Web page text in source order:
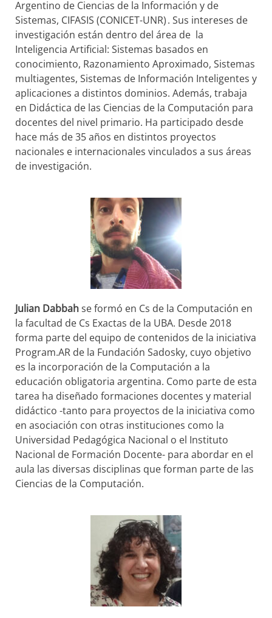
Argentino de Ciencias de la Información y de
Sistemas, CIFASIS (CONICET-UNR) . Sus intereses de
investigación están dentro del área de la
Inteligencia Artificial: Sistemas basados en
conocimiento, Razonamiento Aproximado, Sistemas
multiagentes, Sistemas de Información Inteligentes y
aplicaciones a distintos dominios. Además, trabaja
en Didáctica de las Ciencias de la Computación para
docentes del nivel primario. Ha participado desde
hace más de 35 años en distintos proyectos
nacionales e internacionales vinculados a sus áreas
de investigación.
Julian Dabbahse formó en Cs de la Computación en
la facultad de Cs Exactas de la UBA. Desde 2018
forma parte del equipo de contenidos de la iniciativa
Program.AR de la Fundación Sadosky, cuyo objetivo
es la incorporación de la Computación a la
educación obligatoria argentina. Como parte de esta
tarea ha diseñado formaciones docentes y material
didáctico -tanto para proyectos de la iniciativa como
en asociación con otras instituciones como la
Universidad Pedagógica Nacional o el Instituto
Nacional de Formación Docente- para abordar en el
aula las diversas disciplinas que forman parte de las
Ciencias de la Computación.